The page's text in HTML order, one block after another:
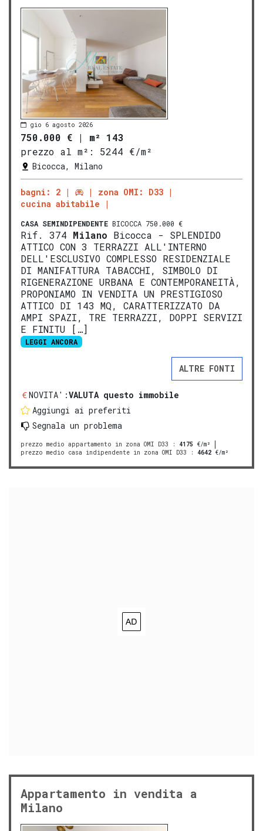
gio 6 agosto 2026
750.000 € | m² 143
prezzo al m²:
5244 €/m²
Bicocca, Milano
bagni: 2
zona OMI: D33
cucina abitabile
CASA SEMINDIPENDENTE BICOCCA 750.000 €
Rif. 374 Milano Bicocca - SPLENDIDO
ATTICO CON 3 TERRAZZI ALL'INTERNO
DELL'ESCLUSIVO COMPLESSO RESIDENZIALE
DI MANIFATTURA TABACCHI, SIMBOLO DI
RIGENERAZIONE URBANA E CONTEMPORANEITÀ,
PROPONIAMO IN VENDITA UN PRESTIGIOSO
ATTICO DI 143 MQ, CARATTERIZZATO DA
AMPI SPAZI, TRE TERRAZZI, DOPPI SERVIZI
E FINITU […]
LEGGI ANCORA
ALTRE FONTI
NOVITA':VALUTA questo immobile
Aggiungi ai preferiti
Segnala un problema
prezzo medio appartamento in zona OMI D33 : 4175 €/m²
prezzo medio casa indipendente in zona OMI D33 : 4642 €/m²
Appartamento in vendita a
Milano